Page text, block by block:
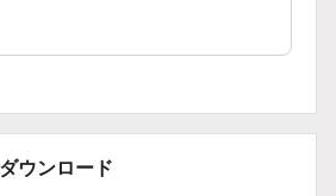
ウンロード